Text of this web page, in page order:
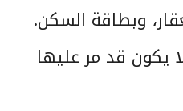
وبطاقة السكن.
يكون قد مر عليها